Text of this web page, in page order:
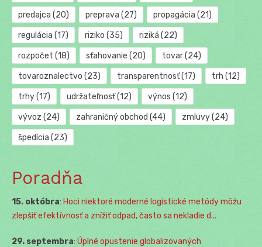
predajca (20) preprava (27) propagácia (21)
regulácia (17) riziko (35) riziká (22)
rozpočet (18) sťahovanie (20) tovar(24)
tovaroznalectvo (23) transparentnosť(17) trh (12)
trhy(17) udržateľnosť(12) výnos (12)
vývoz (24) zahraničný obchod (44) zmluvy(24)
špedícia (23)
Poradňa
15. októbra: Hoci niektoré moderné logistické metódy môžu
zlepšiť efektívnosť a znížiť odpad, často sa nekladie d...
29. septembra: Úplné opustenie globalizovaných